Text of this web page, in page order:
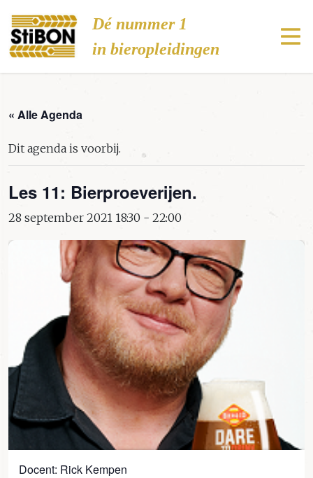
Stibon
Dé nummer 1
in bieropleidingen
« Alle Agenda
Dit agenda is voorbij.
Les 11: Bierproeverijen.
28 september 2021 18:30 - 22:00
Docent: Rick Kempen